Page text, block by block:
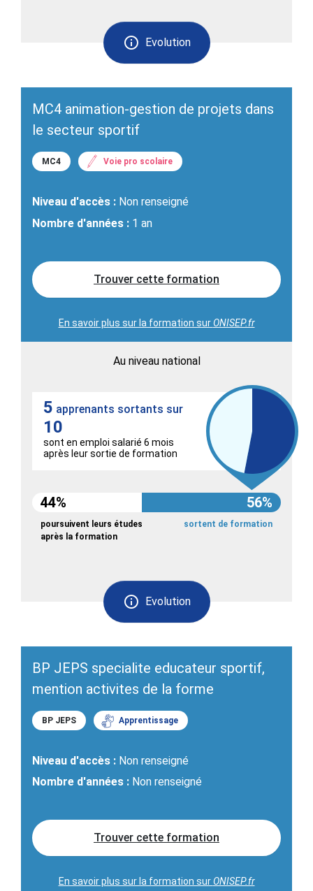
Evolution
MC4 animation-gestion de projets dans
le secteur sportif
MC4 Voie pro scolaire
Niveau d'accès : Non renseigné
Nombre d'années : 1 an
Trouver cette formation
En savoir plus sur la formation surONISEP.fr
Au niveau national
Evolution
5 apprenants sortants sur
10
sont en emploi salarié 6 mois
après leur sortie de formation
44% 56%
poursuivent leurs études
après la formation
sortent de formation
BP JEPS specialite educateur sportif,
mention activites de la forme
BP JEPS Apprentissage
Niveau d'accès : Non renseigné
Nombre d'années : Non renseigné
Trouver cette formation
En savoir plus sur la formation surONISEP.fr